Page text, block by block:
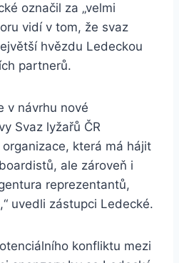
označil za „velmi
vidí v tom, že svaz
hvězdu Ledeckou
partnerů.
v návrhu nové
Svaz lyžařů ČR
která má hájit
ale zároveň i
reprezentantů,
uvedli zástupci Ledecké.
konfliktu mezi